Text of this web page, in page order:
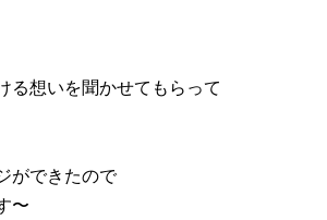
る想いを聞かせてもらって
ができたので
〜